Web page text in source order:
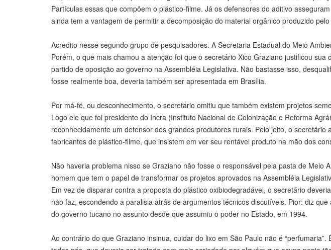
Partículas essas que compõem o plástico-filme. Já os defensores do aditivo
ainda tem a vantagem de permitir a decomposição do material orgânico produzido
Acredito nesse segundo grupo de pesquisadores. A Secretaria Estadual do Meio
Porém, o que mais chamou a atenção foi que o secretário Xico Graziano justificou sua
partido de oposição ao governo na Assembléia Legislativa. Não bastasse isso,
fosse realmente boa, deveria também ser apresentada em Brasília.
Por má-fé, ou desconhecimento, o secretário omitiu que também existem projetos
Logo ele que foi presidente do Incra (Instituto Nacional de Colonização e Reforma
reconhecidamente um defensor dos grandes produtores rurais. Pelo jeito, o
fabricantes de plástico-filme, que insistem em ver seu rentável produto na mão dos
Não haveria problema nisso se Graziano não fosse o responsável pela pasta de Meio
homem que tem o papel de transformar os projetos aprovados na Assembléia
Em vez de disparar contra a proposta do plástico oxibiodegradável, o secretário
não faz, escondendo a paralisia atrás de argumentos técnicos discutíveis. Pior: diz
do governo tucano no assunto desde que assumiu o poder no Estado, em 1994.
Ao contrário do que Graziano insinua, cuidar do lixo em São Paulo não é